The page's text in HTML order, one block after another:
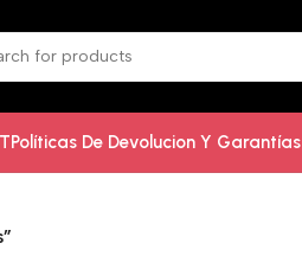
Políticas De Devolucion Y Garantías